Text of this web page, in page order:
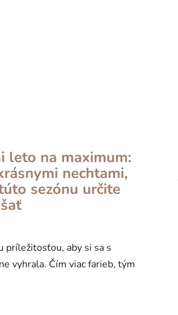
leto na maximum:
nechtami,
sezónu určite
príležitosťou, aby si sa s
vyhrala. Čím viac farieb, tým